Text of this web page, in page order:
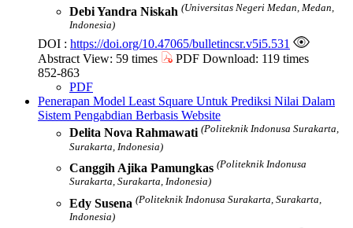
Debi Yandra Niskah (Universitas Negeri Medan, Medan,
Indonesia)
DOI : https://doi.org/10.47065/bulletincsr.v5i5.531
Abstract View: 59 times
PDF Download: 119 times
852-863
PDF
Penerapan Model Least Square Untuk Prediksi Nilai Dalam
Sistem Pengabdian Berbasis Website
Delita Nova Rahmawati (Politeknik Indonusa Surakarta,
Surakarta, Indonesia)
Canggih Ajika Pamungkas (Politeknik Indonusa
Surakarta, Surakarta, Indonesia)
Edy Susena (Politeknik Indonusa Surakarta, Surakarta,
Indonesia)